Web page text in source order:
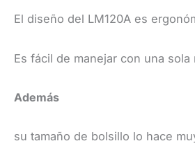
​El diseño del LM120A es
Es fácil de manejar con una sola
Además
su tamaño de bolsillo lo hace